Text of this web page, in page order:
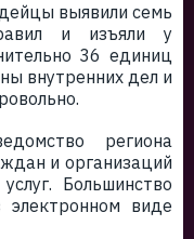
выявили семь
и изъяли у
36 единиц
внутренних дел и
региона
и организаций
Большинство
виде